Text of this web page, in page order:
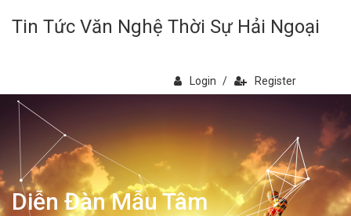
Tin Tức Văn Nghệ Thời Sự Hải Ngoại
Login / Register
Diễn Đàn Mẫu Tâm